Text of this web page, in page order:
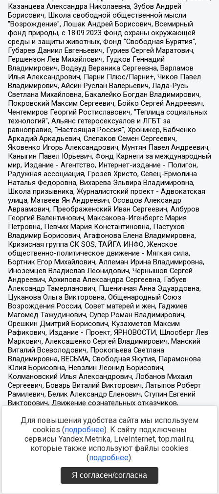
Для повышения удобства сайта мы используем
cookies (подробнее). К сайту подключены
сервисы Yandex.Metrika, LiveInternet, top.mail.ru,
которые также используют файлы cookies
(подробнее).
Я согласен/согласна